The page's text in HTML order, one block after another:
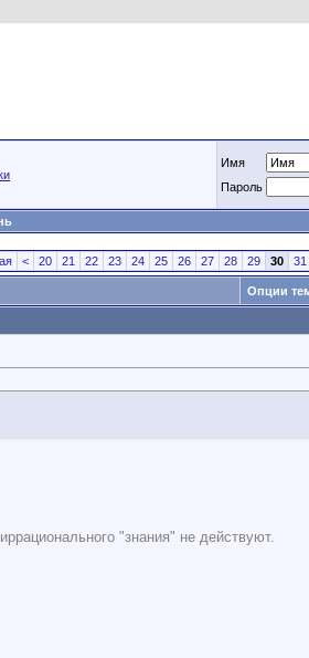
Имя
Пароль
< 20 21 22 23 24 25 26 27 28 29 30 31
Опции
"знания" не действуют.